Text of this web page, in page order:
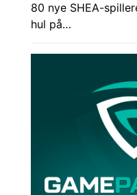
80 nye SHEA-
hul på…